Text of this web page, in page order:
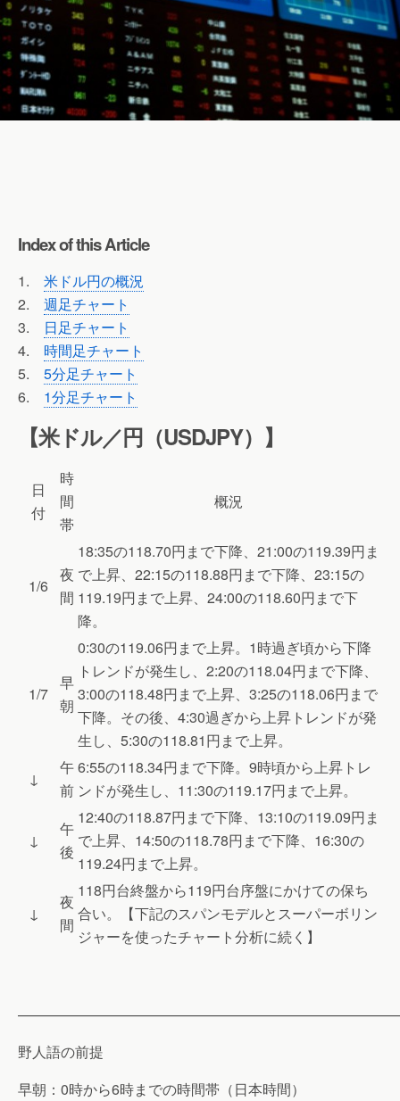
Index of this Article
1. 米ドル円の概況
2. 週足チャート
3. 日足チャート
4. 時間足チャート
5. 5分足チャート
6. 1分足チャート
【米ドル／円（USDJPY）】
日
付
時
間
帯
概況
1/6
夜
間
18:35の118.70円まで下降、21:00の119.39円ま
で上昇、22:15の118.88円まで下降、23:15の
119.19円まで上昇、24:00の118.60円まで下
降。
1/7
早
朝
0:30の119.06円まで上昇。1時過ぎ頃から下降
トレンドが発生し、2:20の118.04円まで下降、
3:00の118.48円まで上昇、3:25の118.06円まで
下降。その後、4:30過ぎから上昇トレンドが発
生し、5:30の118.81円まで上昇。
↓
午
前
6:55の118.34円まで下降。9時頃から上昇トレ
ンドが発生し、11:30の119.17円まで上昇。
↓
午
後
12:40の118.87円まで下降、13:10の119.09円ま
で上昇、14:50の118.78円まで下降、16:30の
119.24円まで上昇。
↓
夜
間
118円台終盤から119円台序盤にかけての保ち
合い。【下記のスパンモデルとスーパーボリン
ジャーを使ったチャート分析に続く】
野人語の前提
早朝：0時から6時までの時間帯（日本時間）